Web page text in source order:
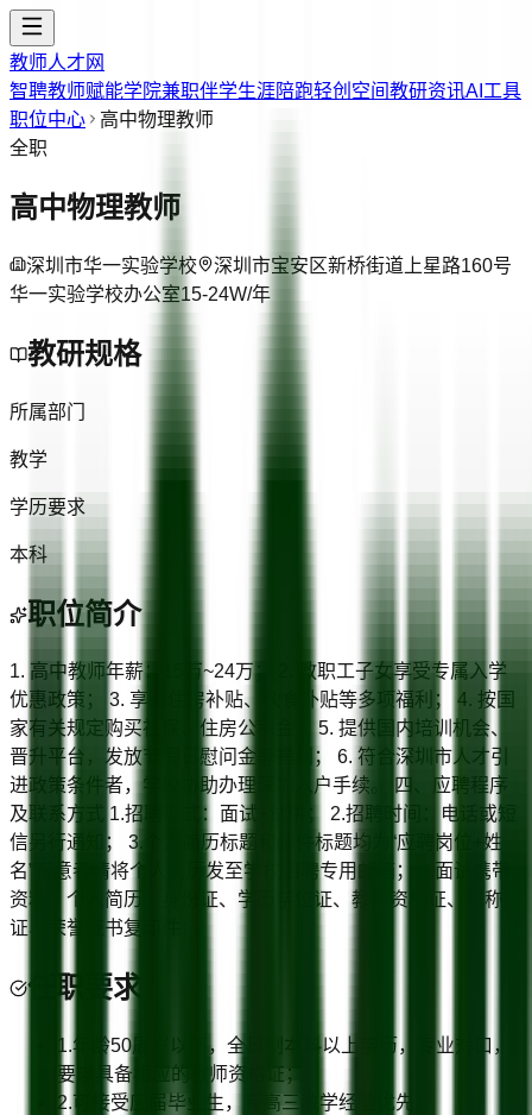
教师人才网
智聘教师赋能学院兼职伴学生涯陪跑轻创空间教研资讯AI工具
职位中心
高中物理教师
全职
高中物理教师
深圳市华一实验学校
深圳市宝安区新桥街道上星路160号
华一实验学校办公室15-24W/年
教研规格
所属部门
教学
学历要求
本科
职位简介
1. 高中教师年薪：15万~24万； 2. 教职工子女享受专属入学
优惠政策； 3. 享有住房补贴、伙食补贴等多项福利； 4. 按国
家有关规定购买社保、住房公积金； 5. 提供国内培训机会、
晋升平台，发放节假日慰问金等福利； 6. 符合深圳市人才引
进政策条件者，学校协助办理深圳入户手续。 四、应聘程序
及联系方式 1.招聘形式：面试+试讲； 2.招聘时间：电话或短
信另行通知； 3.个人简历标题和邮件标题均为“应聘岗位+姓
名”有意者请将个人简历发至学校招聘专用邮箱； 4.面试携带
资料：个人简历、身份证、学历学位证、教师资格证、职称
证、荣誉证书复印件；
任职要求
1.年龄50周岁以下，全日制本科以上学历，专业对口，
要求具备相应的教师资格证；
2.可接受应届毕业生，有高三教学经验优先；